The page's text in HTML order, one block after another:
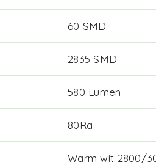
60 SMD
2835 SMD
580 Lumen
80Ra
Warm wit 2800/